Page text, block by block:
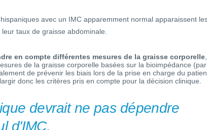
avec un IMC apparemment normal apparaissent
taux de graisse abdominale.
en compte différentes mesures de la graisse corporelle
de la graisse corporelle basées sur la bioimpédance (par
de prévenir les biais lors de la prise en charge du
donc les critères pris en compte pour la décision clinique.
devrait ne pas dépendre
d'IMC,